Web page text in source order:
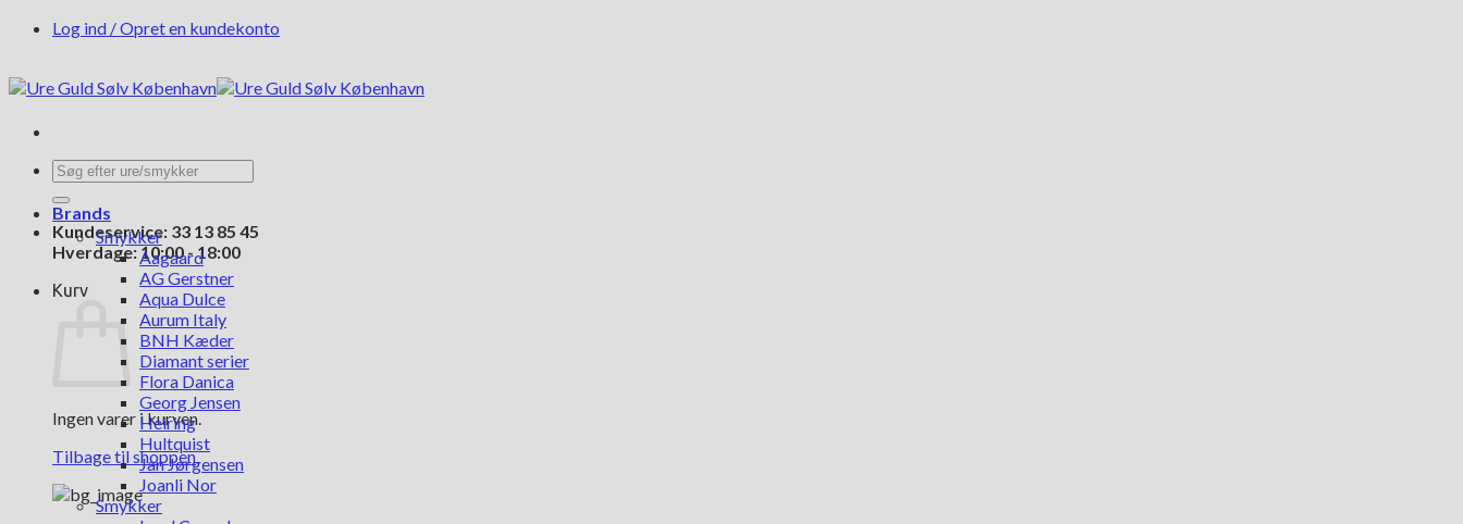
FortsætLog ind / Opret en kundekonto
Søg
efter:
Kundeservice: 33 13 85 45
Hverdage: 10:00 - 18:00
Kurv
Ingen varer i kurven.
Tilbage til shoppen
Brands
Smykker
Aagaard
AG Gerstner
Aqua Dulce
Aurum Italy
BNH Kæder
Diamant serier
Flora Danica
Georg Jensen
Heiring
Hultquist
Jan Jørgensen
Joanli Nor
Smykker